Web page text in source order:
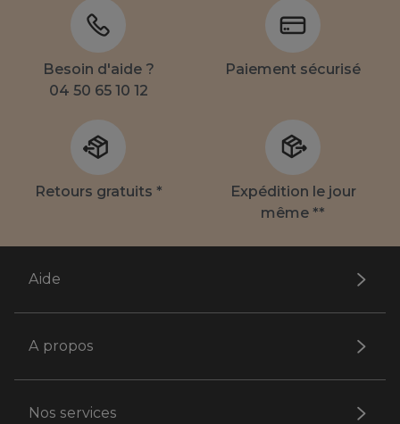
Besoin d'aide ?
04 50 65 10 12
Paiement sécurisé
Retours gratuits *
Expédition le jour
même **
Aide
A propos
Nos services